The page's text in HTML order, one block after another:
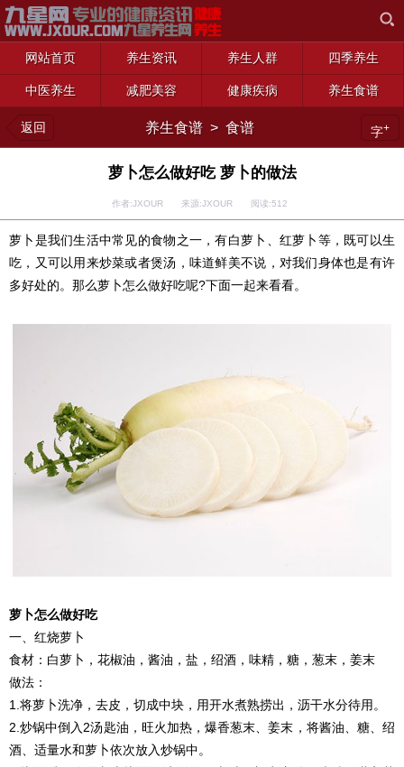
网站首页 养生资讯 养生人群 四季养生
中医养生 减肥美容 健康疾病 养生食谱
返回 养生食谱 > 食谱 字+
萝卜怎么做好吃 萝卜的做法
作者:JXOUR 来源:JXOUR 阅读:512
萝卜是我们生活中常见的食物之一，有白萝卜、红萝卜等，既可以生
吃，又可以用来炒菜或者煲汤，味道鲜美不说，对我们身体也是有许
多好处的。那么萝卜怎么做好吃呢?下面一起来看看。
萝卜怎么做好吃
一、红烧萝卜
食材：白萝卜，花椒油，酱油，盐，绍酒，味精，糖，葱末，姜末
做法：
1.将萝卜洗净，去皮，切成中块，用开水煮熟捞出，沥干水分待用。
2.炒锅中倒入2汤匙油，旺火加热，爆香葱末、姜末，将酱油、糖、绍
酒、适量水和萝卜依次放入炒锅中。